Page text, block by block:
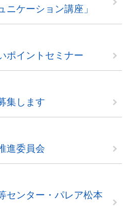
ニケーション講座」
ポイントセミナー
集します
進委員会
センター・パレア松本